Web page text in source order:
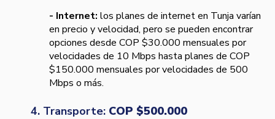
- Internet: los planes de internet en Tunja varían
en precio y velocidad, pero se pueden encontrar
opciones desde COP $30.000 mensuales por
velocidades de 10 Mbps hasta planes de COP
$150.000 mensuales por velocidades de 500
Mbps o más.
4. Transporte: COP $500.000